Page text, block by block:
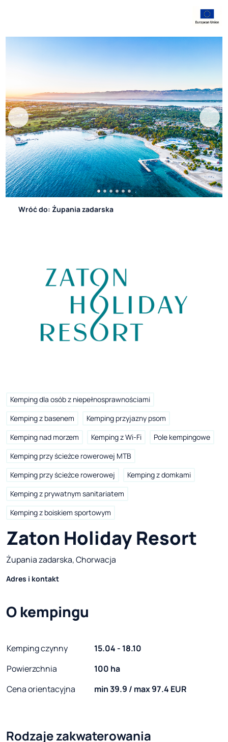
Wróć do: Żupania zadarska
Kemping dla osób z niepełnosprawnościami
Kemping z basenem
Kemping przyjazny psom
Kemping nad morzem
Kemping z Wi-Fi
Pole kempingowe
Kemping przy ścieżce rowerowej MTB
Kemping przy ścieżce rowerowej
Kemping z domkami
Kemping z prywatnym sanitariatem
Kemping z boiskiem sportowym
Zaton Holiday Resort
Żupania zadarska, Chorwacja
Adres i kontakt
O kempingu
Kemping czynny
15.04 - 18.10
Powierzchnia
100 ha
Cena orientacyjna
min 39.9 / max 97.4 EUR
Rodzaje zakwaterowania